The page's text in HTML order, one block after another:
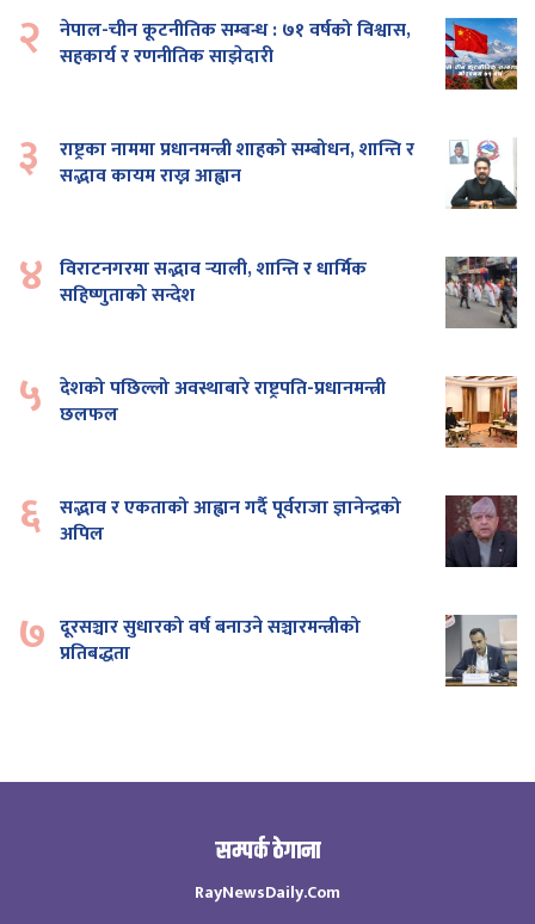
२
नेपाल-चीन कूटनीतिक सम्बन्ध : ७१ वर्षको विश्वास,
सहकार्य र रणनीतिक साझेदारी
३
राष्ट्रका नाममा प्रधानमन्त्री शाहको सम्बोधन, शान्ति र
सद्भाव कायम राख्न आह्वान
४ विराटनगरमा सद्भाव र्‍याली, शान्ति र धार्मिक
सहिष्णुताको सन्देश
५ देशको पछिल्लो अवस्थाबारे राष्ट्रपति-प्रधानमन्त्री
छलफल
६ सद्भाव र एकताको आह्वान गर्दै पूर्वराजा ज्ञानेन्द्रको
अपिल
७ दूरसञ्चार सुधारको वर्ष बनाउने सञ्चारमन्त्रीको
प्रतिबद्धता
सम्पर्क ठेगाना
RayNewsDaily.Com